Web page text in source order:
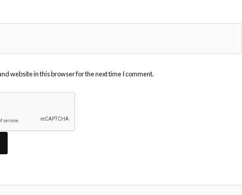
website in this browser for the next time I comment.